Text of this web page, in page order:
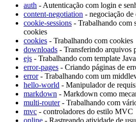
auth - Autenticação com login e
content-negotiation - negociação
cookie-sessions - Trabalhando com
cookies
cookies - Trabalhando com cookies
downloads - Transferindo arquivos
ejs - Trabalhando com template
error-pages - Criando páginas de
error- Trabalhando com um
hello-world - Manipulador de
markdown - Markdown como
multi-router- Trabalhando com
mvc - controladores do estilo MVC
online - Rastreando atividade de